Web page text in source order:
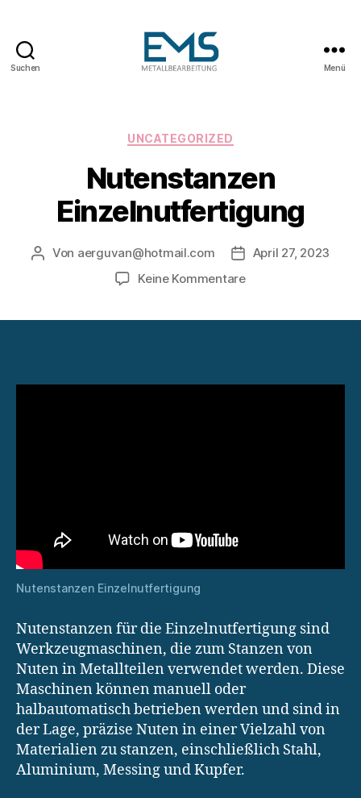
Suchen Menü
Kategorien
UNCATEGORIZED
Nutenstanzen
Einzelnutfertigung
Beitragsautor
Von aerguvan@hotmail.com
April 27, 2023
Keine Kommentarezu
Nutenstanzen Einzelnutfertigung
Nutenstanzen für die Einzelnutfertigung sind
Werkzeugmaschinen, die zum Stanzen von
Nuten in Metallteilen verwendet werden. Diese
Maschinen können manuell oder
halbautomatisch betrieben werden und sind in
der Lage, präzise Nuten in einer Vielzahl von
Materialien zu stanzen, einschließlich Stahl,
Aluminium, Messing und Kupfer.